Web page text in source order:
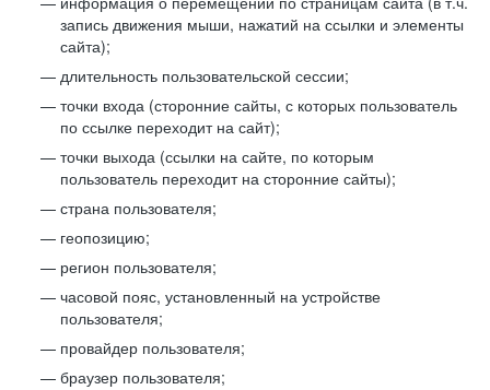
запись движения мыши, нажатий на ссылки и элементы
сайта);
длительность пользовательской сессии;
точки входа (сторонние сайты, с которых пользователь
по ссылке переходит на сайт);
точки выхода (ссылки на сайте, по которым
пользователь переходит на сторонние сайты);
страна пользователя;
геопозицию;
регион пользователя;
часовой пояс, установленный на устройстве
пользователя;
провайдер пользователя;
браузер пользователя;